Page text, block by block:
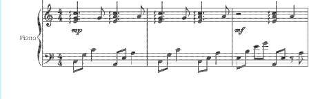
學校設施
學校計劃及報告
獲獎成就
學生成就
升中派位
升中資訊
校曆表
支援非華語同學的措施